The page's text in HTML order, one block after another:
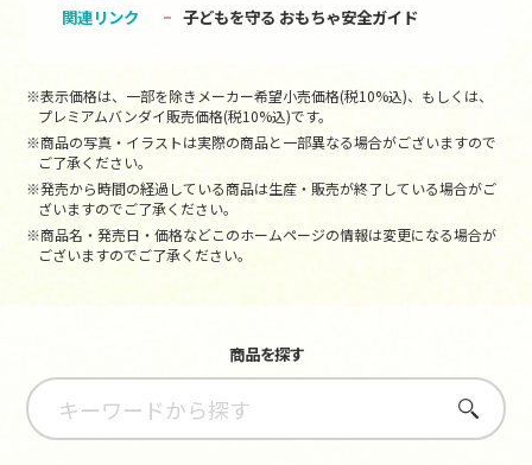
関連リンク
子どもを守る おもちゃ安全ガイド
※表示価格は、一部を除きメーカー希望小売価格(税10%込)、もしくは、
プレミアムバンダイ販売価格(税10%込)です。
※商品の写真・イラストは実際の商品と一部異なる場合がございますので
ご了承ください。
※発売から時間の経過している商品は生産・販売が終了している場合がご
ざいますのでご了承ください。
※商品名・発売日・価格などこのホームページの情報は変更になる場合が
ございますのでご了承ください。
商品を探す
さがす